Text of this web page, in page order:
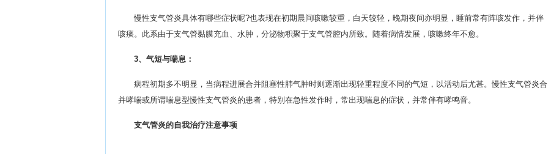
慢性支气管炎具体有哪些症状呢?也表现在初期晨间咳嗽较重，白天较轻，晚期夜间亦明显，睡前常有阵咳发作，并伴
咳痰。此系由于支气管黏膜充血、水肿，分泌物积聚于支气管腔内所致。随着病情发展，咳嗽终年不愈。
3、气短与喘息：
病程初期多不明显，当病程进展合并阻塞性肺气肿时则逐渐出现轻重程度不同的气短，以活动后尤甚。慢性支气管炎合
并哮喘或所谓喘息型慢性支气管炎的患者，特别在急性发作时，常出现喘息的症状，并常伴有哮鸣音。
支气管炎的自我治疗注意事项